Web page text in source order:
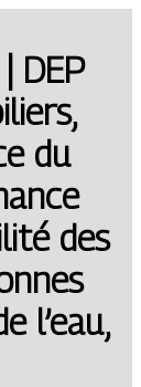
DEP
du
des
l’eau,